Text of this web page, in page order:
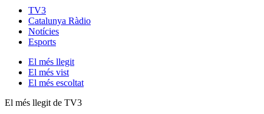
TV3
Catalunya Ràdio
Notícies
Esports
El més llegit
El més vist
El més escoltat
El més llegit de TV3